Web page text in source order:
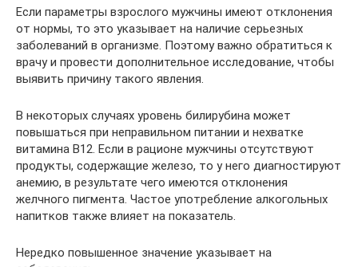
Если параметры взрослого мужчины имеют отклонения
от нормы, то это указывает на наличие серьезных
заболеваний в организме. Поэтому важно обратиться к
врачу и провести дополнительное исследование, чтобы
выявить причину такого явления.
В некоторых случаях уровень билирубина может
повышаться при неправильном питании и нехватке
витамина В12. Если в рационе мужчины отсутствуют
продукты, содержащие железо, то у него диагностируют
анемию, в результате чего имеются отклонения
желчного пигмента. Частое употребление алкогольных
напитков также влияет на показатель.
Нередко повышенное значение указывает на